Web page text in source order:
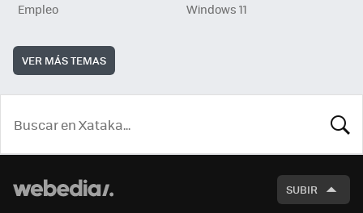
Empleo
Windows 11
VER MÁS TEMAS
SUBIR